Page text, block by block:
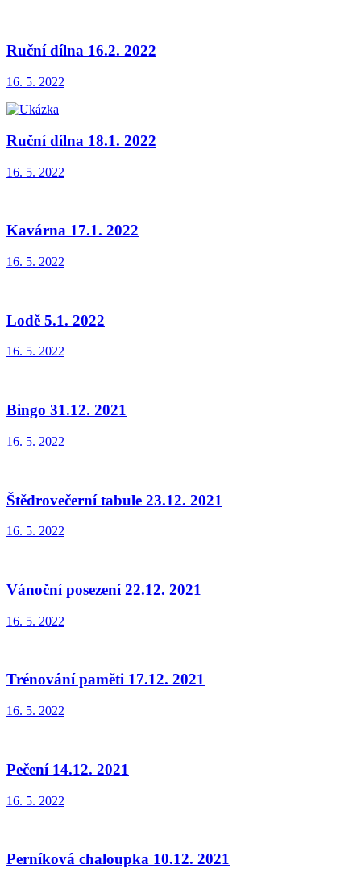
Ruční dílna 16.2. 2022
16. 5. 2022
Ruční dílna 18.1. 2022
16. 5. 2022
Kavárna 17.1. 2022
16. 5. 2022
Lodě 5.1. 2022
16. 5. 2022
Bingo 31.12. 2021
16. 5. 2022
Štědrovečerní tabule 23.12. 2021
16. 5. 2022
Vánoční posezení 22.12. 2021
16. 5. 2022
Trénování paměti 17.12. 2021
16. 5. 2022
Pečení 14.12. 2021
16. 5. 2022
Perníková chaloupka 10.12. 2021